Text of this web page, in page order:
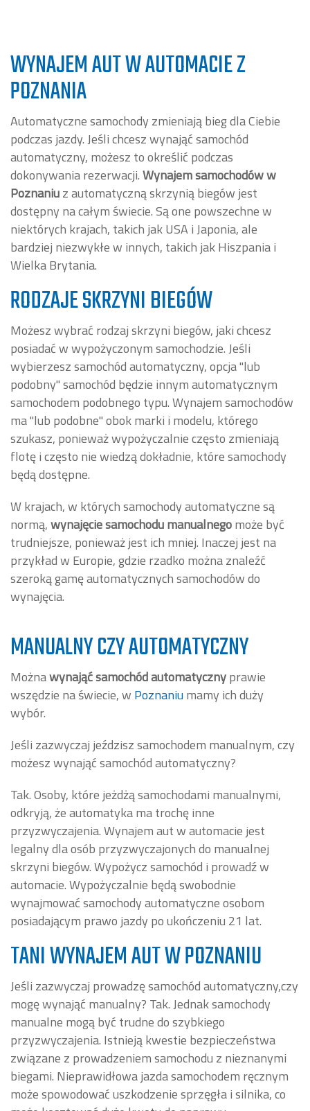
WYNAJEM AUT W AUTOMACIE Z
POZNANIA
Automatyczne samochody zmieniają bieg dla Ciebie
podczas jazdy. Jeśli chcesz wynająć samochód
automatyczny, możesz to określić podczas
dokonywania rezerwacji.Wynajem samochodów w
Poznaniuz automatyczną skrzynią biegów jest
dostępny na całym świecie. Są one powszechne w
niektórych krajach, takich jak USA i Japonia, ale
bardziej niezwykłe w innych, takich jak Hiszpania i
Wielka Brytania.
RODZAJE SKRZYNI BIEGÓW
Możesz wybrać rodzaj skrzyni biegów, jaki chcesz
posiadać w wypożyczonym samochodzie. Jeśli
wybierzesz samochód automatyczny, opcja "lub
podobny" samochód będzie innym automatycznym
samochodem podobnego typu. Wynajem samochodów
ma "lub podobne" obok marki i modelu, którego
szukasz, ponieważ wypożyczalnie często zmieniają
flotę i często nie wiedzą dokładnie, które samochody
będą dostępne.
W krajach, w których samochody automatyczne są
normą,wynajęcie samochodu manualnegomoże być
trudniejsze, ponieważ jest ich mniej. Inaczej jest na
przykład w Europie, gdzie rzadko można znaleźć
szeroką gamę automatycznych samochodów do
wynajęcia.
MANUALNY CZY AUTOMATYCZNY
Możnawynająć samochód automatycznyprawie
wszędzie na świecie, w Poznaniumamy ich duży
wybór.
Jeśli zazwyczaj jeździsz samochodem manualnym, czy
możesz wynająć samochód automatyczny?
Tak. Osoby, które jeżdżą samochodami manualnymi,
odkryją, że automatyka ma trochę inne
przyzwyczajenia. Wynajem aut w automacie jest
legalny dla osób przyzwyczajonych do manualnej
skrzyni biegów. Wypożycz samochód i prowadź w
automacie. Wypożyczalnie będą swobodnie
wynajmować samochody automatyczne osobom
posiadającym prawo jazdy po ukończeniu 21 lat.
TANI WYNAJEM AUT W POZNANIU
Jeśli zazwyczaj prowadzę samochód automatyczny,czy
mogę wynająć manualny? Tak. Jednak samochody
manualne mogą być trudne do szybkiego
przyzwyczajenia. Istnieją kwestie bezpieczeństwa
związane z prowadzeniem samochodu z nieznanymi
biegami. Nieprawidłowa jazda samochodem ręcznym
może spowodować uszkodzenie sprzęgła i silnika, co